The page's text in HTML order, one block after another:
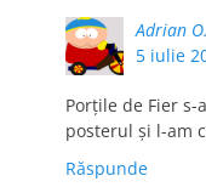
Adrian O.
5 iulie
Porțile de Fier s-
posterul și l-am
Răspunde